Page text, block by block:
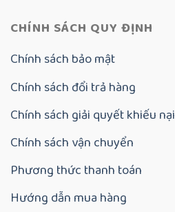
CHÍNH SÁCH QUY ĐỊNH
Chính sách bảo mật
Chính sách đổi trả hàng
Chính sách giải quyết khiếu nại
Chính sách vận chuyển
Phương thức thanh toán
Hướng dẫn mua hàng